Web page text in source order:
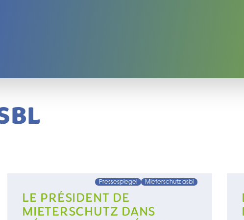
Pressespiegel Mieterschutz asbl
LE PRÉSIDENT DE
MIETERSCHUTZ DANS